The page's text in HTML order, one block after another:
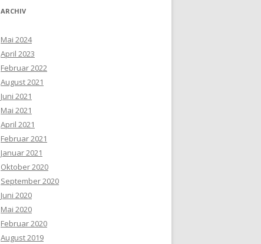
ARCHIV
Mai 2024
April 2023
Februar 2022
August 2021
Juni 2021
Mai 2021
April 2021
Februar 2021
Januar 2021
Oktober 2020
September 2020
Juni 2020
Mai 2020
Februar 2020
August 2019